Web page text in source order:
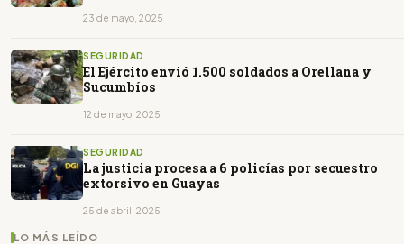
23 de mayo, 2025
SEGURIDAD
El Ejército envió 1.500 soldados a Orellana y
Sucumbíos
12 de mayo, 2025
SEGURIDAD
La justicia procesa a 6 policías por secuestro
extorsivo en Guayas
25 de abril, 2025
LO MÁS LEÍDO